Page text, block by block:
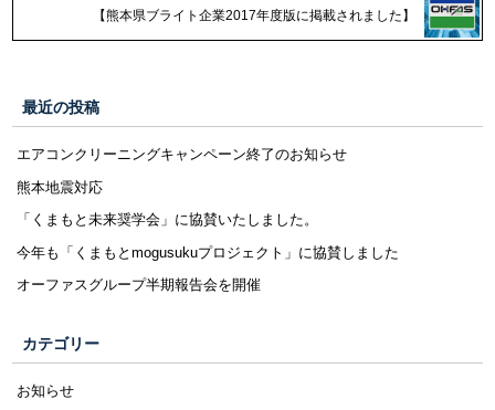
【熊本県ブライト企業2017年度版に掲載されました】
最近の投稿
エアコンクリーニングキャンペーン終了のお知らせ
熊本地震対応
「くまもと未来奨学会」に協賛いたしました。
今年も「くまもとmogusukuプロジェクト」に協賛しました
オーファスグループ半期報告会を開催
カテゴリー
お知らせ